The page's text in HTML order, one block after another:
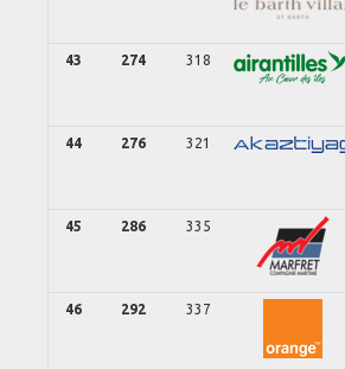
43 274 318
44 276 321
45 286 335
46 292 337